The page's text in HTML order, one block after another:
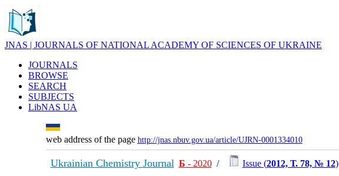
JNAS | JOURNALS OF NATIONAL ACADEMY OF SCIENCES OF UKRAINE
JOURNALS
BROWSE
SEARCH
SUBJECTS
LibNAS UA
web address of the page http://jnas.nbuv.gov.ua/article/UJRN-0001334010
Ukrainian Chemistry Journal Б - 2020/ Issue (2012, Т. 78, № 12)